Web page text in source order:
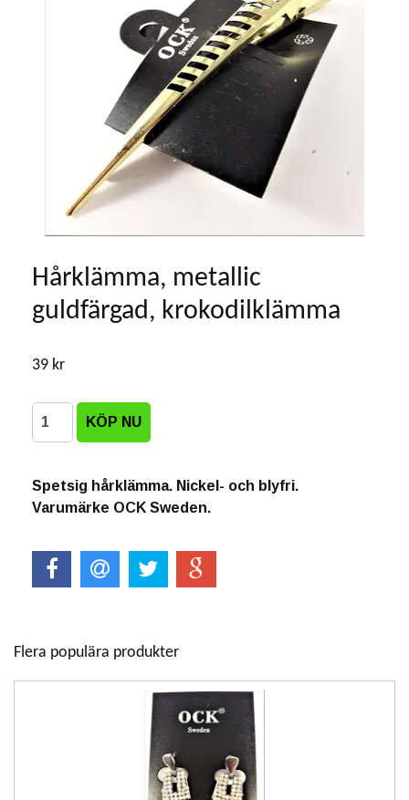
Hårklämma, metallic
guldfärgad, krokodilklämma
39 kr
Spetsig hårklämma. Nickel- och blyfri.
Varumärke OCK Sweden.
Flera populära produkter